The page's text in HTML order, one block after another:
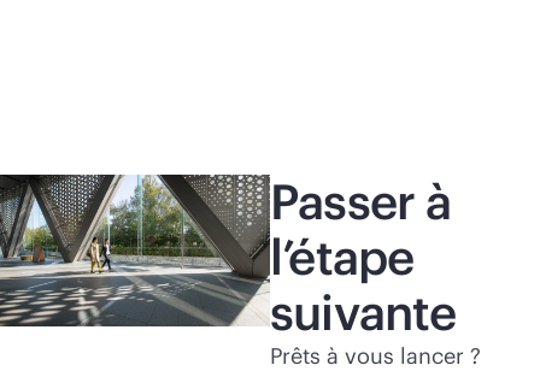
Passer à
l’étape
suivante
Prêts à vous lancer ?